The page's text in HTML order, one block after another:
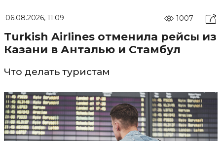
06.08.2026, 11:09 1007
Turkish Airlines отменила рейсы из
Казани в Анталью и Стамбул
Что делать туристам